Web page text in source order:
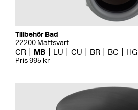
Tillbehör Bad
22200 Mattsvart
CR MB LU CU BR BC HG
Pris 995 kr